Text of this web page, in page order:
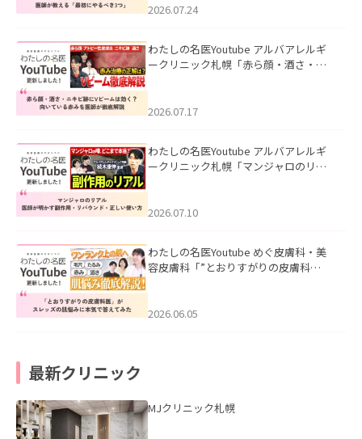
た。
2026.07.24
わたしの名医Youtube アルバアレルギ
ークリニック札幌「赤ら顔・酒さ・ニ
した。
2026.07.17
わたしの名医Youtube アルバアレルギ
ークリニック札幌「マンジャロのリア
た。
2026.07.10
わたしの名医Youtube めぐ皮膚科・美
容皮膚科「”とおりすがりの皮膚科
2026.06.05
最新クリニック
MJクリニック札幌